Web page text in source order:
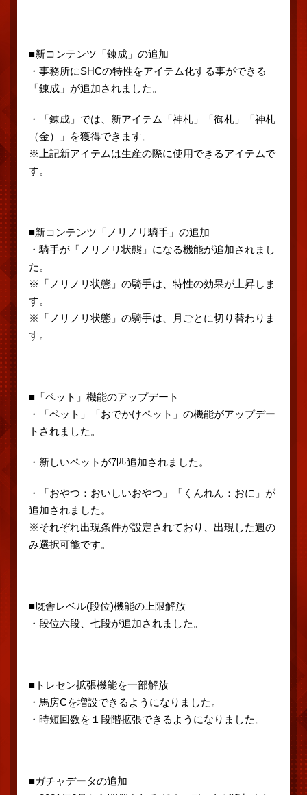
■新コンテンツ「錬成」の追加
・事務所にSHCの特性をアイテム化する事ができる
「錬成」が追加されました。
・「錬成」では、新アイテム「神札」「御札」「神札
（金）」を獲得できます。
※上記新アイテムは生産の際に使用できるアイテムで
す。
■新コンテンツ「ノリノリ騎手」の追加
・騎手が「ノリノリ状態」になる機能が追加されまし
た。
※「ノリノリ状態」の騎手は、特性の効果が上昇しま
す。
※「ノリノリ状態」の騎手は、月ごとに切り替わりま
す。
■「ペット」機能のアップデート
・「ペット」「おでかけペット」の機能がアップデー
トされました。
・新しいペットが7匹追加されました。
・「おやつ：おいしいおやつ」「くんれん：おに」が
追加されました。
※それぞれ出現条件が設定されており、出現した週の
み選択可能です。
■厩舎レベル(段位)機能の上限解放
・段位六段、七段が追加されました。
■トレセン拡張機能を一部解放
・馬房Cを増設できるようになりました。
・時短回数を１段階拡張できるようになりました。
■ガチャデータの追加